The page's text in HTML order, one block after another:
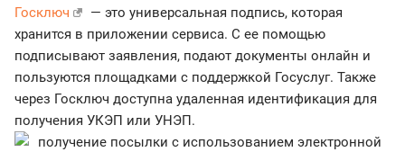
Госключ
— это универсальная подпись, которая
хранится в приложении сервиса. С ее помощью
подписывают заявления, подают документы онлайн и
пользуются площадками с поддержкой Госуслуг. Также
через Госключ доступна удаленная идентификация для
получения УКЭП или УНЭП.